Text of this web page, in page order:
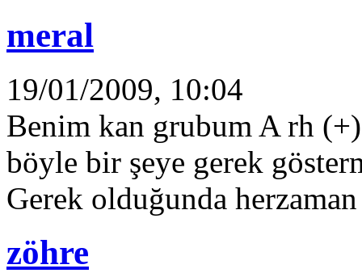
meral
19/01/2009, 10:04
Benim kan grubum A rh
böyle bir şeye gerek
Gerek olduğunda
zöhre